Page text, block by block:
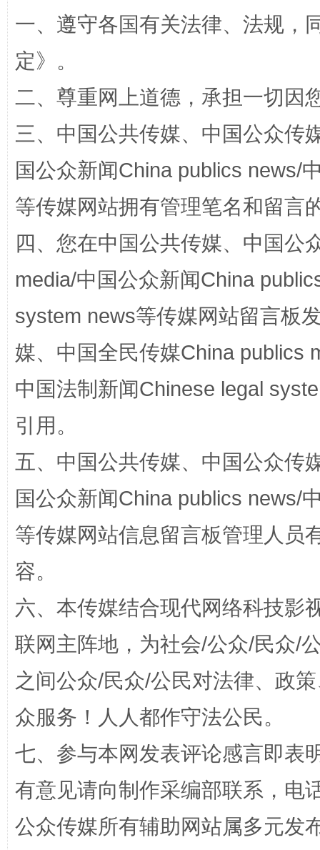
站台名比不上好声名
漫山遍野的桃花与雪山、麦地、白藏房
一、遵守各国有关法律、法规，
定》。
二、尊重网上道德，承担一切因
三、中国公共传媒、中国公众传
国公众新闻China publics news/
等传媒网站拥有管理笔名和留言
四、您在中国公共传媒、中国公
media/中国公众新闻China
system news等传媒网站留言板
媒、中国全民传媒China publics
中国法制新闻Chinese legal
引用。
五、中国公共传媒、中国公众传
国公众新闻China publics news/
等传媒网站信息留言板管理人员
容。
六、本传媒结合现代网络科技影
联网主阵地，为社会/公众/民众/
之间公众/民众/公民对法律、政
众服务！人人都作守法公民。
七、参与本网发表评论感言即表
有意见请向制作采编部联系，电
公众传媒所有辅助网站属多元发